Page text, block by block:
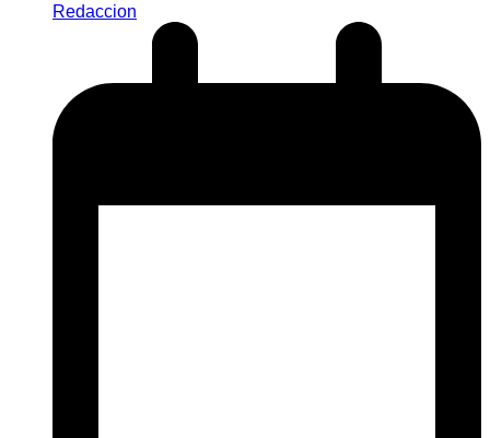
Redaccion